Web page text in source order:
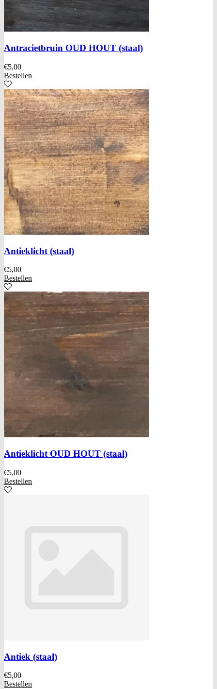
Antracietbruin OUD HOUT (staal)
€5,00
Bestellen
Antieklicht (staal)
€5,00
Bestellen
Antieklicht OUD HOUT (staal)
€5,00
Bestellen
Antiek (staal)
€5,00
Bestellen